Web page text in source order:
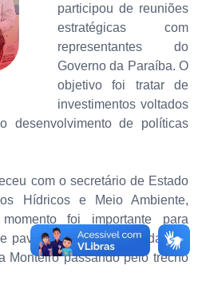
participou de reuniões
estratégicas com
representantes do
Governo da Paraíba. O
objetivo foi tratar de
investimentos voltados
desenvolvimento de políticas
com o secretário de Estado
Hídricos e Meio Ambiente,
foi importante para
pavimentação asfáltica da PB-
Monteiro passando pelo trecho